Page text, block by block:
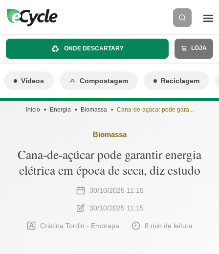
ONDE DESCARTAR? LOJA
Vídeos Compostagem Reciclagem
Início Energia Biomassa Cana-de-açúcar pode gara...
Biomassa
Cana-de-açúcar pode garantir energia
elétrica em época de seca, diz estudo
30/10/2025 11:15
30/10/2025 11:15
Cristina Tordin - Embrapa 8 min de leitura